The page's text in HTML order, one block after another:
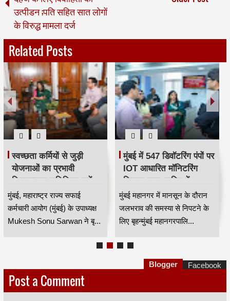
उत्पीडन ;पति सहित सात लोगों
के विरुद्ध मामला दर्ज
Related Posts
स्वच्छता कर्मियों से जुड़ी
योजनाओं का प्रभावी
क्रियान्वयन सुनिश्चित करें —
महाराष्ट्र राज्य सफाई
कर्मचारी आयोग के उपाध्यक्ष
मुकेश सोनू सरवान HKA
मुंबई, महाराष्ट्र राज्य सफाई
कर्मचारी आयोग (मुंबई) के उपाध्यक्ष
Mukesh Sonu Sarwan ने बृ...
मुंबई में 547 डिवॉटरिंग पंपों पर
IOT आधारित मॉनिटरिंग
सिस्टम लागू, बारिश में
जलभराव नियंत्रण होगा
अधिक प्रभावी
मुंबई महानगर में मानसून के दौरान
जलभराव की समस्या से निपटने के
लिए बृहन्मुंबई महानगरपालि...
Post a Comment
Blogger Facebook